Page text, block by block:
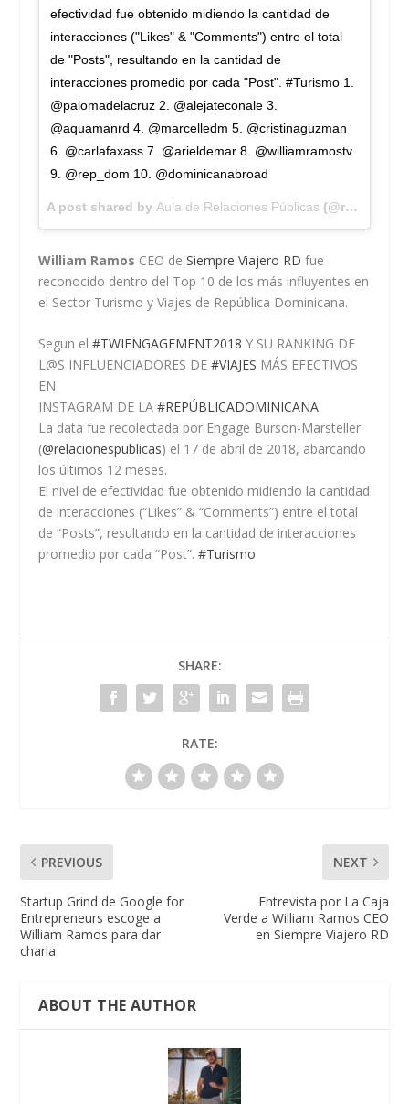
efectividad fue obtenido midiendo la cantidad de
interacciones ("Likes" & "Comments") entre el total
de "Posts", resultando en la cantidad de
interacciones promedio por cada "Post". #Turismo 1.
@palomadelacruz 2. @alejateconale 3.
@aquamanrd 4. @marcelledm 5. @cristinaguzman
6. @carlafaxass 7. @arieldemar 8. @williamramostv
9. @rep_dom 10. @dominicanabroad
A post shared byAula de Relaciones Públicas (@relacionespublicas) on
William Ramos CEO deSiempre Viajero RD fue
reconocido dentro del Top 10 de los más influyentes en
el Sector Turismo y Viajes de República Dominicana.
Segun el#TWIENGAGEMENT2018 Y SU RANKING DE
L@S INFLUENCIADORES DE#VIAJES MÁS EFECTIVOS
EN
INSTAGRAM DE LA#REPÚBLICADOMINICANA.
La data fue recolectada por Engage Burson-Marsteller
(@relacionespublicas) el 17 de abril de 2018, abarcando
los últimos 12 meses.
El nivel de efectividad fue obtenido midiendo la cantidad
de interacciones (“Likes” & “Comments”) entre el total
de “Posts”, resultando en la cantidad de interacciones
promedio por cada “Post”.#Turismo
SHARE:
RATE:
PREVIOUS
Startup Grind de Google for
Entrepreneurs escoge a
William Ramos para dar
charla
NEXT
Entrevista por La Caja
Verde a William Ramos CEO
en Siempre Viajero RD
ABOUT THE AUTHOR